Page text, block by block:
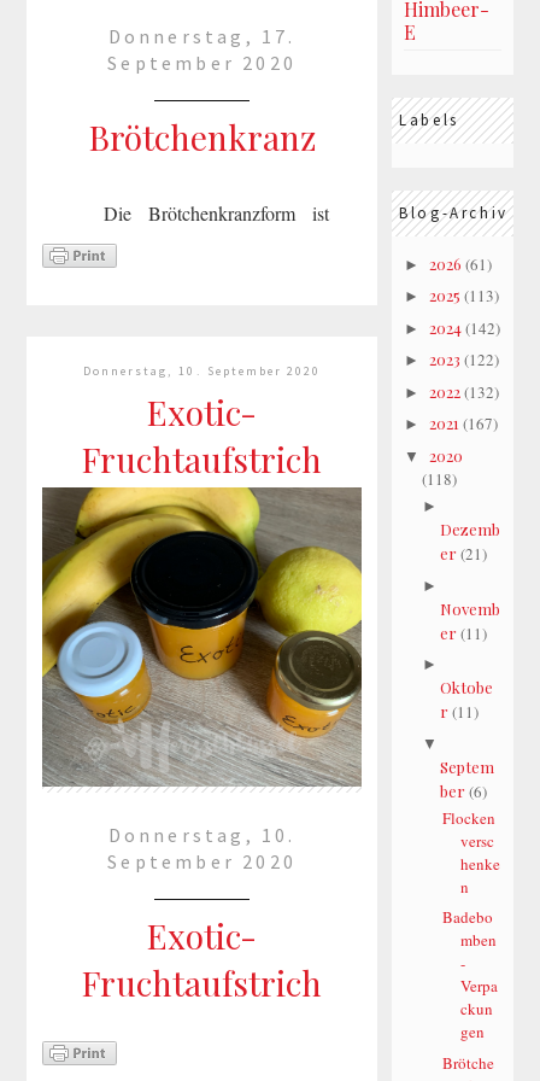
Donnerstag, 17.
September 2020
Brötchenkranz
Die Brötchenkranzform ist
wirklich toll, die Brötchen
werden richtig schön fluffig
verwendet.Einen schönen
mehr lesen »
Donnerstag, 10. September 2020
Exotic-
Fruchtaufstrich
Donnerstag, 10.
September 2020
Exotic-
Fruchtaufstrich
Meist verarbeite ich heimische
Himbeer-
E
Labels
Blog-Archiv
► 2026 (61)
► 2025 (113)
► 2024(142)
► 2023 (122)
► 2022(132)
► 2021 (167)
▼ 2020
(118)
►
Dezemb
er(21)
►
Novemb
er(11)
►
Oktobe
r(11)
▼
Septem
ber(6)
Flocken
versc
henke
n
Badebo
mben
-
Verpa
ckun
gen
Brötche